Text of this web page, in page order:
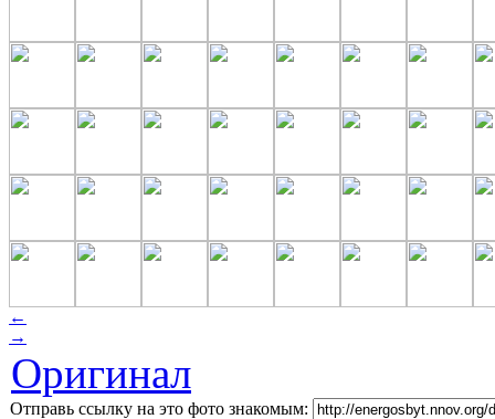
←
→
Оригинал
Отправь ссылку на это фото знакомым: